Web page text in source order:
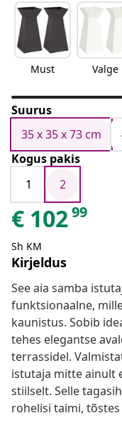
Must Valge
Suurus
35 x 35 x 73 cm
Kogus pakis
1
2
€ 10299
Sh KM
Kirjeldus
See aia samba
funktsionaalne,
kaunistus. Sobib
tehes elegantse
terrassidel.
istutaja mitte ainult
stiilselt. Selle
rohelisi taimi,